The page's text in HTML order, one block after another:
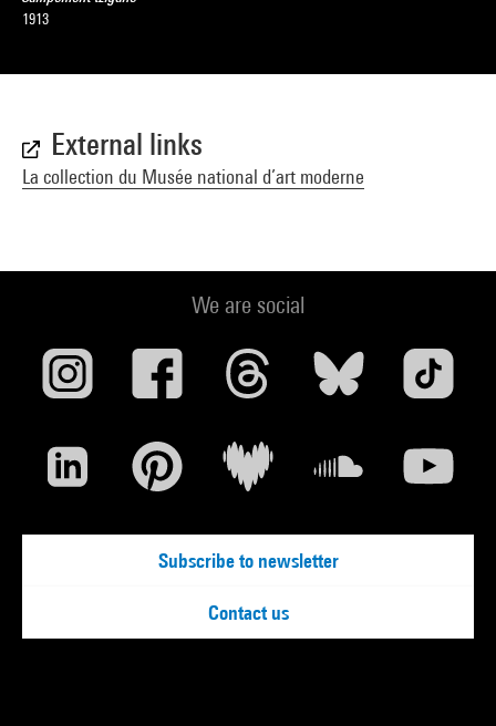
1913
External links
La collection du Musée national d’art moderne
We are social
Subscribe to newsletter
Contact us